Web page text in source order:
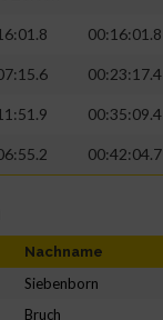
00:16:01.8
00:23:17.4
00:35:09.4
00:42:04.7
Nachname
Siebenborn
Bruch